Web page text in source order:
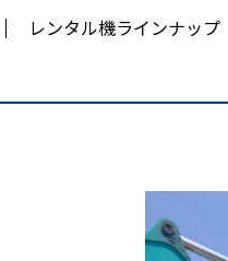
レンタル機ラインナップ